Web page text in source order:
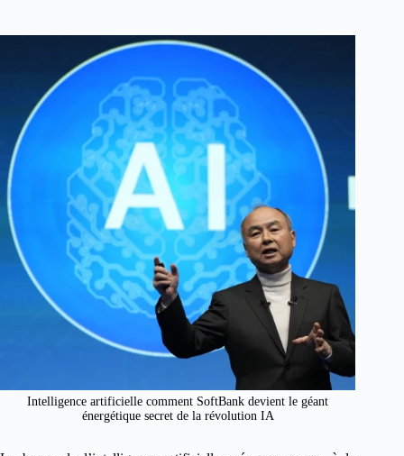
Intelligence artificielle comment SoftBank devient le géant
énergétique secret de la révolution IA